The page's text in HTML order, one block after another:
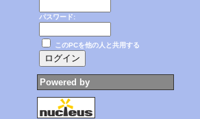
パスワード:
このPCを他の人と共用する
Powered by